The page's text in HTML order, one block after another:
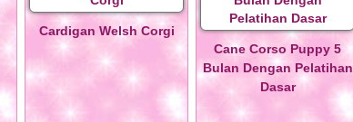
Cardigan Welsh Corgi
Cane Corso Puppy 5
Bulan Dengan Pelatihan
Dasar